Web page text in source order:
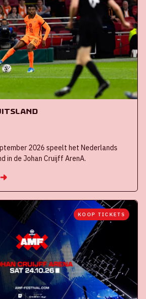
2026 speelt het Nederlands
in de Johan Cruijff ArenA.
KOOP TICKETS